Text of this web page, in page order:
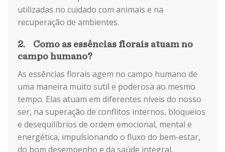
utilizadas no cuidado com animais e na
recuperação de ambientes.
2. Como as essências florais atuam no
campo humano?
As essências florais agem no campo humano de
uma maneira muito sutil e poderosa ao mesmo
tempo. Elas atuam em diferentes níveis do nosso
ser, na superação de conflitos internos, bloqueios
e desequilíbrios de ordem emocional, mental e
energética, impulsionando o fluxo do bem-estar,
do bom desempenho e da saúde integral.